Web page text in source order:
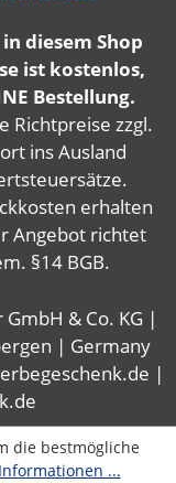
diesem Shop
ist kostenlos,
Bestellung.
Richtpreise zzgl.
ins Ausland
erhalten
Angebot richtet
§14 BGB.
& Co. KG |
| Germany
|
die bestmögliche
...